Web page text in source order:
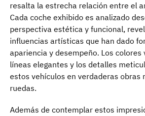
resalta la estrecha relación entre el
Cada coche exhibido es analizado
perspectiva estética y funcional,
influencias artísticas que han dado
apariencia y desempeño. Los colores
líneas elegantes y los detalles
estos vehículos en verdaderas obras
ruedas.
Además de contemplar estos